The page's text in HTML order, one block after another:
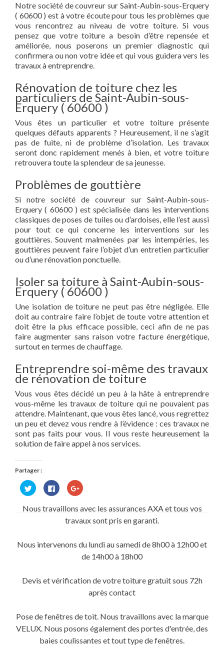
Notre société de couvreur sur Saint-Aubin-sous-Erquery
( 60600 ) est à votre écoute pour tous les problèmes que
vous rencontrez au niveau de votre toiture. Si vous
pensez que votre toiture a besoin d’être repensée et
améliorée, nous poserons un premier diagnostic qui
confirmera ou non votre idée et qui vous guidera vers les
travaux à entreprendre.
Rénovation de toiture chez les
particuliers de Saint-Aubin-sous-
Erquery ( 60600 )
Vous êtes un particulier et votre toiture présente
quelques défauts apparents ? Heureusement, il ne s’agit
pas de fuite, ni de problème d’isolation. Les travaux
seront donc rapidement menés à bien, et votre toiture
retrouvera toute la splendeur de sa jeunesse.
Problèmes de gouttière
Si notre société de couvreur sur Saint-Aubin-sous-
Erquery ( 60600 ) est spécialisée dans les interventions
classiques de poses de tuiles ou d’ardoises, elle l’est aussi
pour tout ce qui concerne les interventions sur les
gouttières. Souvent malmenées par les intempéries, les
gouttières peuvent faire l’objet d’un entretien particulier
ou d’une rénovation ponctuelle.
Isoler sa toiture à Saint-Aubin-sous-
Erquery ( 60600 )
Une isolation de toiture ne peut pas être négligée. Elle
doit au contraire faire l’objet de toute votre attention et
doit être la plus efficace possible, ceci afin de ne pas
faire augmenter sans raison votre facture énergétique,
surtout en termes de chauffage.
Entreprendre soi-même des travaux
de rénovation de toiture
Vous vous êtes décidé un peu à la hâte à entreprendre
vous-même les travaux de toiture qui ne pouvaient pas
attendre. Maintenant, que vous êtes lancé, vous regrettez
un peu et devez vous rendre à l’évidence : ces travaux ne
sont pas faits pour vous. Il vous reste heureusement la
solution de faire appel à nos services.
Partager :
Cliquez
pour
partager
Twitter(ouvre
Cliquez
pour
partager
sur
Facebook(ouvre
dans
une
Cliquez
pour
Google+
dans
fenêtre)
Nous travaillons avec les assurances AXA et tous vos
travaux sont pris en garanti.
Nous intervenons du lundi au samedi de 8h00 à 12h00 et
de 14h00 à 18h00
Devis et vérification de votre toiture gratuit sous 72h
après contact
Pose de fenêtres de toit. Nous travaillons avec la marque
VELUX. Nous posons également des portes d'entrée, des
baies coulissantes et tout type de fenêtres.